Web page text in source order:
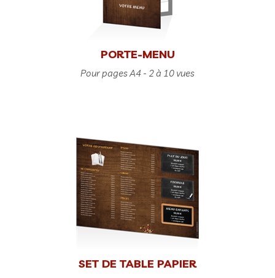
PORTE-MENU
Pour pages A4 - 2 à 10 vues
SET DE TABLE PAPIER